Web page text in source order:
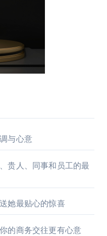
与心意
贵人、同事和员工的最
她最贴心的惊喜
的商务交往更有心意